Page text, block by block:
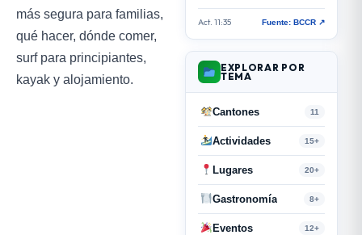
más segura para familias,
qué hacer, dónde comer,
surf para principiantes,
kayak y alojamiento.
Act. 11:35 Fuente: BCCR ↗
EXPLORAR POR
TEMA
Cantones 11
Actividades 15+
Lugares 20+
Gastronomía 8+
Eventos 12+